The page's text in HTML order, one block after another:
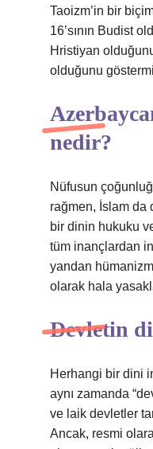
Taoizm’in bir
16’sının Budist
Hristiyan
olduğunu
nedir?
Nüfusun
rağmen, İslam da
bir dinin hukuku
tüm inançlardan
yandan
olarak hala
Devletin
Herhangi bir dini
aynı zamanda
ve laik devletler
Ancak, resmi